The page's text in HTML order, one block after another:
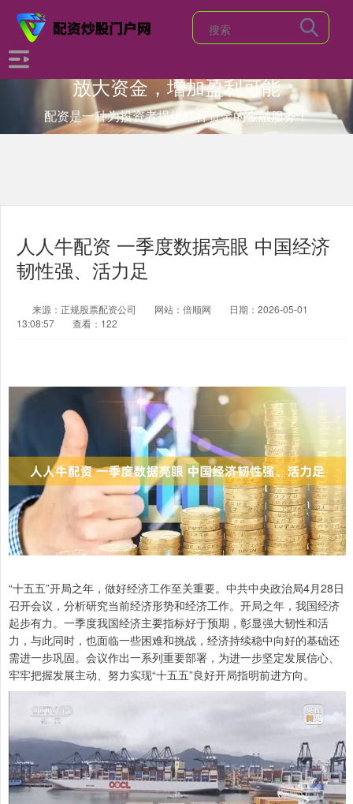
放大资金，增加盈利可能
配资是一种为投资者提供杠杆资金的金融服务！
人人牛配资 一季度数据亮眼 中国经济
韧性强、活力足
来源：正规股票配资公司 网站：倍顺网
日期：2026-05-01
13:08:57
查看：122
“十五五”开局之年，做好经济工作至关重要。中共中央政治局4月28日
召开会议，分析研究当前经济形势和经济工作。开局之年，我国经济
起步有力。一季度我国经济主要指标好于预期，彰显强大韧性和活
力，与此同时，也面临一些困难和挑战，经济持续稳中向好的基础还
需进一步巩固。会议作出一系列重要部署，为进一步坚定发展信心、
牢牢把握发展主动、努力实现“十五五”良好开局指明前进方向。